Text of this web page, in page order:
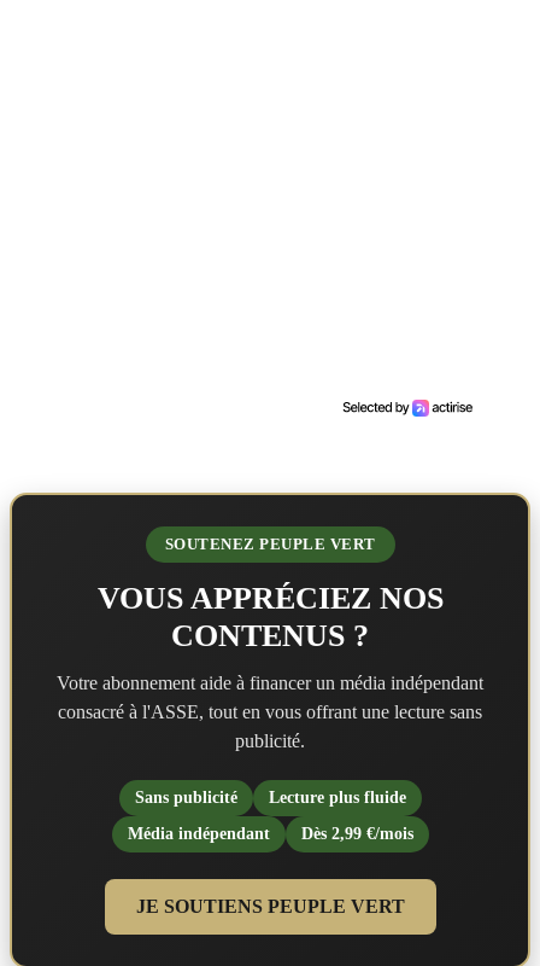
SOUTENEZ PEUPLE VERT
VOUS APPRÉCIEZ NOS
CONTENUS ?
Votre abonnement aide à financer un média indépendant
consacré à l'ASSE, tout en vous offrant une lecture sans
publicité.
Sans publicité
Lecture plus fluide
Média indépendant
Dès 2,99 €/mois
JE SOUTIENS PEUPLE VERT